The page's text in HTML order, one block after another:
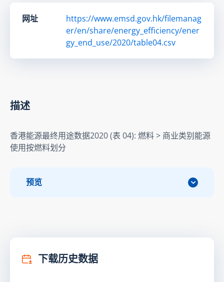
网址
https://www.emsd.gov.hk/filemanag
er/en/share/energy_efficiency/ener
gy_end_use/2020/table04.csv
描述
香港能源最终用途数据2020 (表 04): 燃料 > 商业类别能源
使用按燃料划分
预览
下载历史数据